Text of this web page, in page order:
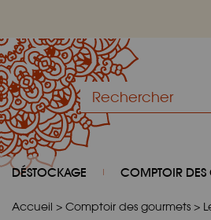
DÉSTOCKAGE COMPTOIR DES
Accueil > Comptoir des gourmets >